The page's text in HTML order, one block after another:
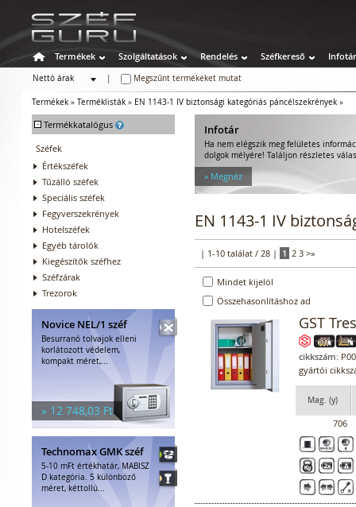
Termékek Szolgáltatások Rendelés Széfkereső Infotár
Nettó árak
Megszűnt termékeket mutat
Termékek » Terméklisták » EN 1143-1 IV biztonsági kategóriás páncélszekrények »
- Termékkatalógus
Széfek
Értékszéfek
Tűzálló széfek
Speciális széfek
Fegyverszekrények
Hotelszéfek
Egyéb tárolók
Kiegészítők széfhez
Széfzárak
Trezorok
Novice NEL/1 széf
Besurranó tolvajok elleni
korlátozott védelem,
kompakt méret,...
» 12 748,03 Ft
Technomax GMK széf
5-10 mFt értékhatár, MABISZ
D kategória. 5 különböző
méret, kéttollú...
Infotár
Ha nem elégszik meg felületes
dolgok mélyére! Találjon részletes
» Megnéz
EN 1143-1 IV
| 1-10 találat / 28 | 1 2 3 >»
Mindet kijelöl
Összehasonlításhoz ad
GST
cikkszám:
gyártói
Mag. (y)
706